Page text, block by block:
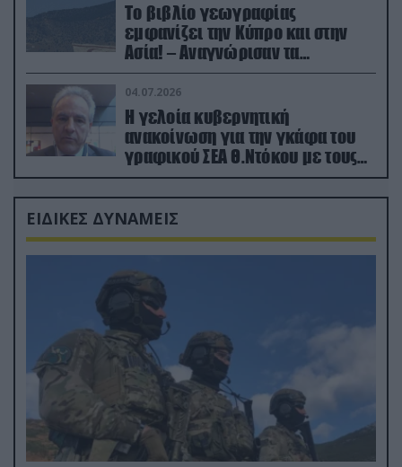
Το βιβλίο γεωγραφίας
εμφανίζει την Κύπρο και στην
Ασία! – Αναγνώρισαν τα
κατεχόμενα; (φωτο)
04.07.2026
Η γελοία κυβερνητική
ανακοίνωση για την γκάφα του
γραφικού ΣΕΑ Θ.Ντόκου με τους
Ρώσους φαρσέρ
ΕΙΔΙΚΕΣ ΔΥΝΑΜΕΙΣ